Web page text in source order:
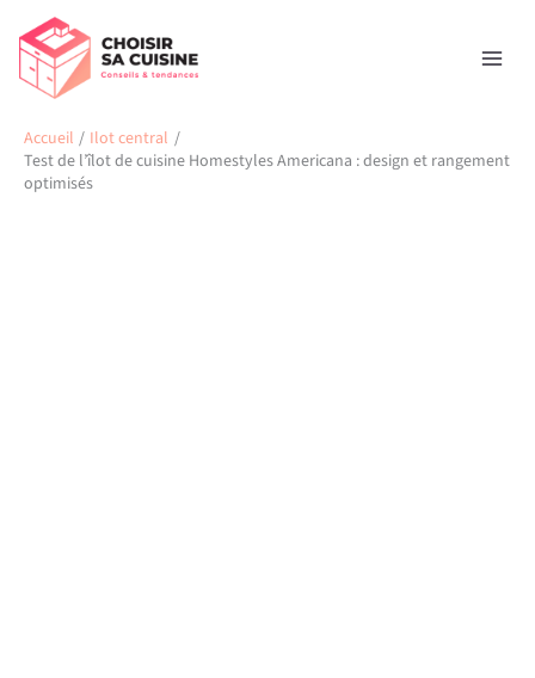
contenu
Accueil
Ilot central
Test de l’îlot de cuisine Homestyles Americana : design et rangement
optimisés
Rechercher